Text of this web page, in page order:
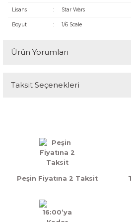
Lisans : Star Wars
Boyut : 1/6 Scale
Ürün Yorumları
Bu ürüne ilk yorumu
Taksit Seçenekleri
Peşin Fiyatına 2 Taksit